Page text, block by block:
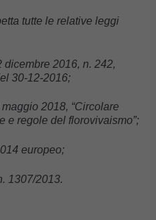
tutte le relative leggi
2016, n. 242,
30-12-2016;
2018, “Circolare
e regole del florovivaismo”;
europeo;
1307/2013.